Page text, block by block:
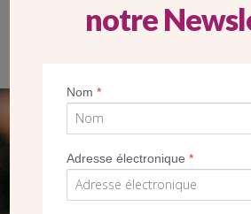
Environ 3000 moules scrupuleusement
SEUL VOTRE DON
NOUS PERMET D’AGIR
notre
Nom*
Adresse électronique*